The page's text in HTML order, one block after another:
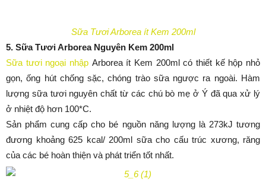
Sữa Tươi Arborea ít Kem 200ml
5. Sữa Tươi Arborea Nguyên Kem 200ml
Sữa tươi ngoại nhập Arborea ít Kem 200ml có thiết kế hộp nhỏ
gọn, ống hút chống sặc, chóng trào sữa ngược ra ngoài. Hàm
lượng sữa tươi nguyên chất từ các chú bò mẹ ở Ý đã qua xử lý
ở nhiệt độ hơn 100*C.
Sản phẩm cung cấp cho bé nguồn năng lượng là 273kJ tương
đương khoảng 625 kcal/ 200ml sữa cho cấu trúc xương, răng
của các bé hoàn thiện và phát triển tốt nhất.